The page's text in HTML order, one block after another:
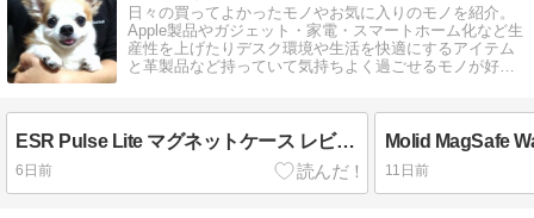
日々の買ってよかったモノやお気に入りのモノを紹介。
Apple製品やガジェット・家電・スマートホーム化など生
産性を上げたりデスク環境や生活を快適にするアイテム
と革製品など持っていて気持ちよく過ごせるモノが好
ESR Pulse Lite マグネットケース レビュー。ロック機能搭載。細かな魅力詰まって2000円台 AirPods Pro 3 ケース。
6日前 11日前